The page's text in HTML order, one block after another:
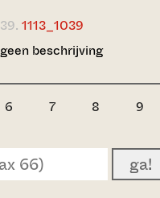
39. 1113_1039
geen beschrijving
6 7 8 9
ga!